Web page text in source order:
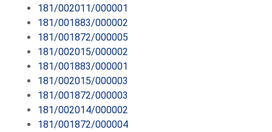
181/002011/000001
181/001883/000002
181/001872/000005
181/002015/000002
181/001883/000001
181/002015/000003
181/001872/000003
181/002014/000002
181/001872/000004